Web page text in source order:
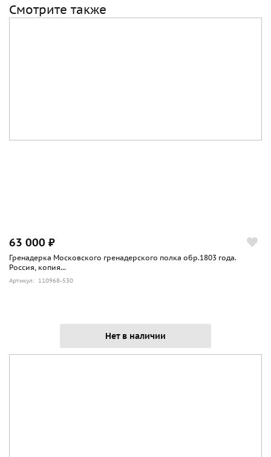
Смотрите также
63 000 ₽
Гренадерка Московского гренадерского полка обр.1803 года.
Россия, копия...
Артикул: 110968-530
Нет в наличии